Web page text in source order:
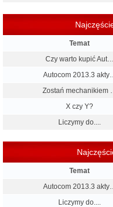
Temat
Czy warto kupić Aut…
Autocom 2013.3
Zostań mechanikiem
X czy Y?
Liczymy do....
Temat
Autocom 2013.3
Liczymy do....